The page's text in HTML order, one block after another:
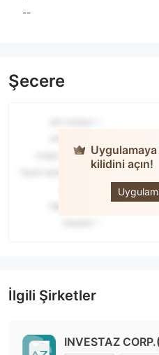
--
Şecere
kilidini açın!
İlgili Şirketler
INVESTAZ